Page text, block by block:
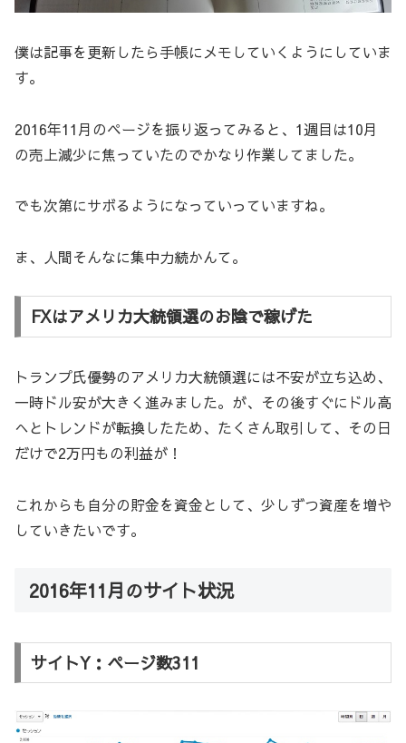
僕は記事を更新したら手帳にメモしていくようにしていま
す。
2016年11月のページを振り返ってみると、1週目は10月
の売上減少に焦っていたのでかなり作業してました。
でも次第にサボるようになっていっていますね。
ま、人間そんなに集中力続かんて。
FXはアメリカ大統領選のお陰で稼げた
トランプ氏優勢のアメリカ大統領選には不安が立ち込め、
一時ドル安が大きく進みました。が、その後すぐにドル高
へとトレンドが転換したため、たくさん取引して、その日
だけで2万円もの利益が！
これからも自分の貯金を資金として、少しずつ資産を増や
していきたいです。
2016年11月のサイト状況
サイトY：ページ数311